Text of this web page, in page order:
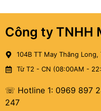
Công ty TNHH
104B TT May Thăng
Từ T2 - CN (08:00AM -
☏ Hotline 1: 0969 897
247